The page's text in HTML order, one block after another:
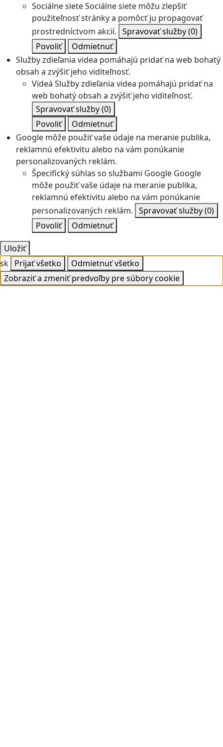
Sociálne sieteSociálne siete môžu zlepšiť
použiteľnosť stránky a pomôcť ju propagovať
prostredníctvom akcií. Spravovať služby(0)
Povoliť
Odmietnuť
Služby zdieľania videa pomáhajú pridať na web bohatý
obsah a zvýšiť jeho viditeľnosť.
Videá Služby zdieľania videa pomáhajú pridať na
web bohatý obsah a zvýšiť jeho viditeľnosť.
Spravovať služby(0)
Povoliť
Odmietnuť
Google môže použiť vaše údaje na meranie publika,
reklamnú efektivitu alebo na vám ponúkanie
personalizovaných reklám.
Špecifický súhlas so službami Google Google
môže použiť vaše údaje na meranie publika,
reklamnú efektivitu alebo na vám ponúkanie
personalizovaných reklám. Spravovať služby(0)
Povoliť
Odmietnuť
Uložiť
sk Prijať všetko
Odmietnuť všetko
Zobraziť a zmeniť predvoľby pre súbory cookie